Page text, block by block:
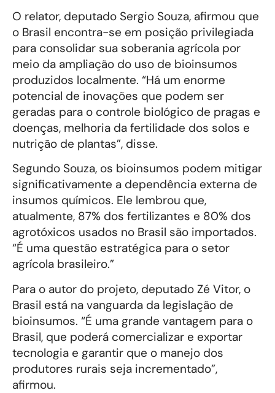
O relator, deputado Sergio Souza, afirmou que
o Brasil encontra-se em posição privilegiada
para consolidar sua soberania agrícola por
meio da ampliação do uso de bioinsumos
produzidos localmente. “Há um enorme
potencial de inovações que podem ser
geradas para o controle biológico de pragas e
doenças, melhoria da fertilidade dos solos e
nutrição de plantas”, disse.
Segundo Souza, os bioinsumos podem mitigar
significativamente a dependência externa de
insumos químicos. Ele lembrou que,
atualmente, 87% dos fertilizantes e 80% dos
agrotóxicos usados no Brasil são importados.
“É uma questão estratégica para o setor
agrícola brasileiro.”
Para o autor do projeto, deputado Zé Vitor, o
Brasil está na vanguarda da legislação de
bioinsumos. “É uma grande vantagem para o
Brasil, que poderá comercializar e exportar
tecnologia e garantir que o manejo dos
produtores rurais seja incrementado”,
afirmou.